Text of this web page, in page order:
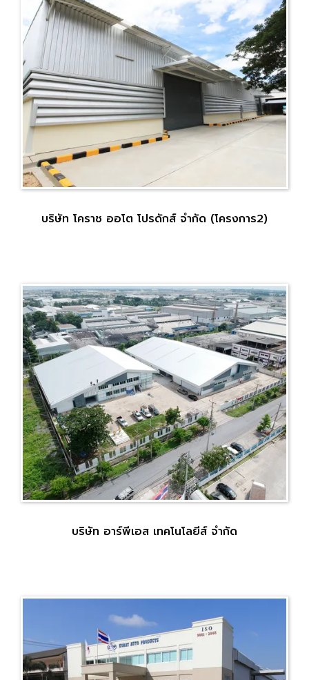
บริษัท โคราช ออโต โปรดักส์ จำกัด (โครงการ2)
บริษัท อาร์พีเอส เทคโนโลยีส์ จำกัด